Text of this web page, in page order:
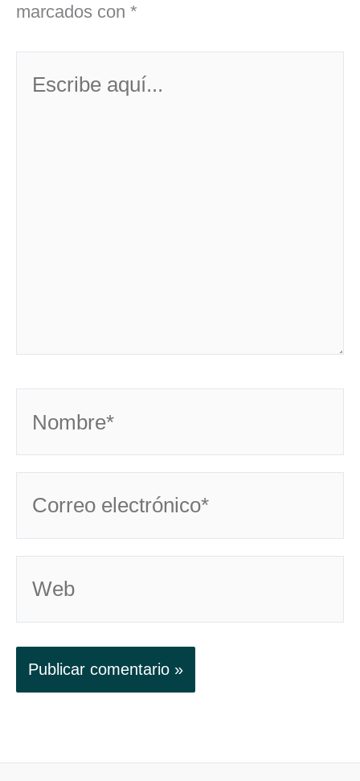
marcados con *
aquí...
electrónico*